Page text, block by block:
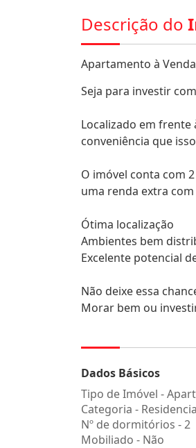
Descrição do
Apartamento à
Seja para investir
Localizado em frente
conveniência que
O imóvel conta com
uma renda extra
Ótima localização
Ambientes bem
Excelente potencial
Não deixe essa
Morar bem ou
Dados Básicos
Tipo de Imóvel -
Categoria -
Nº de dormitórios - 2
Mobiliado - Não